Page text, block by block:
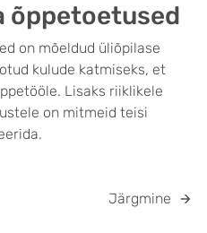
õppetoetused
on mõeldud üliõpilase
kulude katmiseks, et
Lisaks riiklikele
on mitmeid teisi
Järgmine